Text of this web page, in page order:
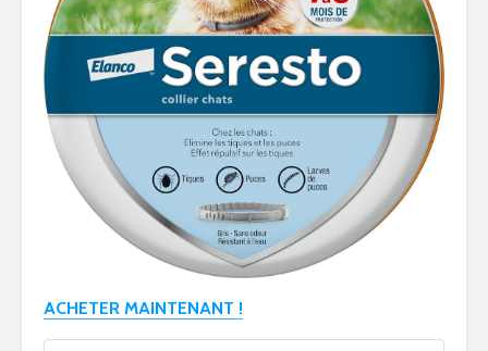
ACHETER MAINTENANT !